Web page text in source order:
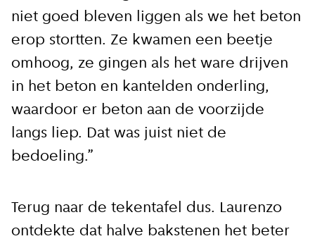
niet goed bleven liggen als we het beton
erop stortten. Ze kwamen een beetje
omhoog, ze gingen als het ware drijven
in het beton en kantelden onderling,
waardoor er beton aan de voorzijde
langs liep. Dat was juist niet de
bedoeling.”
Terug naar de tekentafel dus. Laurenzo
ontdekte dat halve bakstenen het beter